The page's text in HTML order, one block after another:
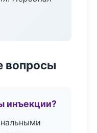
вопросы
инъекции?